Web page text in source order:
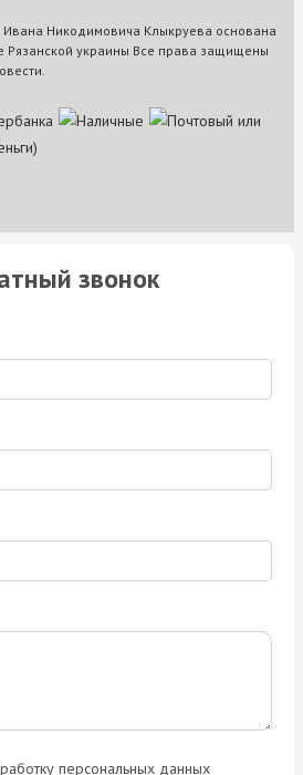
Никодимовича Клыкруева основана
Рязанской украины Все права защищены
звонок
персональных данных